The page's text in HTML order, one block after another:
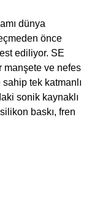
dünya
önce
ediliyor. SE
manşete ve nefes
tek katmanlı
sonik kaynaklı
baskı, fren